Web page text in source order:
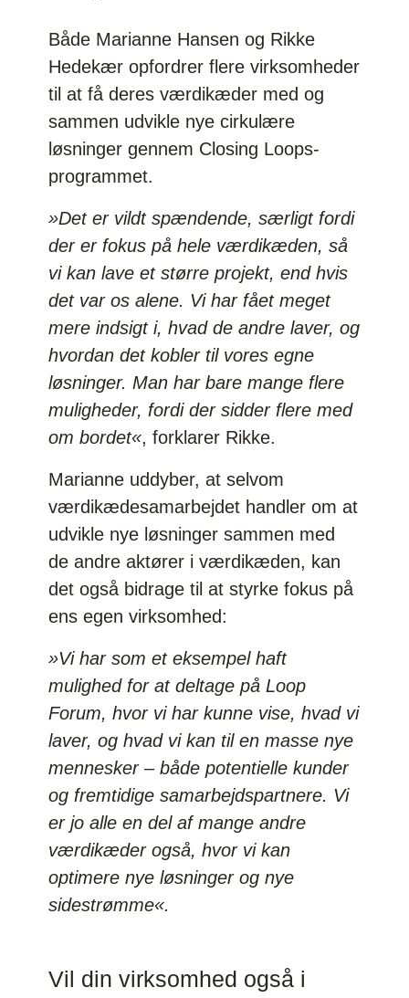
Både Marianne Hansen og Rikke
Hedekær opfordrer flere virksomheder
til at få deres værdikæder med og
sammen udvikle nye cirkulære
løsninger gennem Closing Loops-
programmet.
»Det er vildt spændende, særligt fordi
der er fokus på hele værdikæden, så
vi kan lave et større projekt, end hvis
det var os alene. Vi har fået meget
mere indsigt i, hvad de andre laver, og
hvordan det kobler til vores egne
løsninger. Man har bare mange flere
muligheder, fordi der sidder flere med
om bordet«, forklarer Rikke.
Marianne uddyber, at selvom
værdikædesamarbejdet handler om at
udvikle nye løsninger sammen med
de andre aktører i værdikæden, kan
det også bidrage til at styrke fokus på
ens egen virksomhed:
»Vi har som et eksempel haft
mulighed for at deltage på Loop
Forum, hvor vi har kunne vise, hvad vi
laver, og hvad vi kan til en masse nye
mennesker – både potentielle kunder
og fremtidige samarbejdspartnere. Vi
er jo alle en del af mange andre
værdikæder også, hvor vi kan
optimere nye løsninger og nye
sidestrømme«.
Vil din virksomhed også i